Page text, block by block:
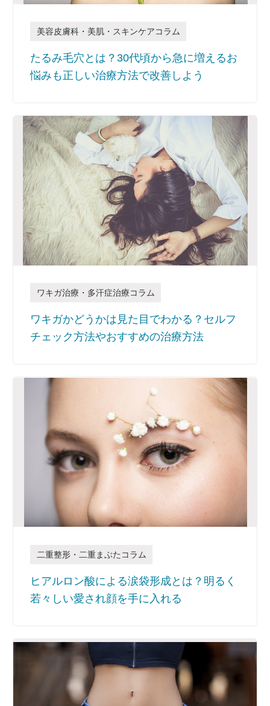
美容皮膚科・美肌・スキンケアコラム
たるみ毛穴とは？30代頃から急に増えるお
悩みも正しい治療方法で改善しよう
ワキガ治療・多汗症治療コラム
ワキガかどうかは見た目でわかる？セルフ
チェック方法やおすすめの治療方法
二重整形・二重まぶたコラム
ヒアルロン酸による涙袋形成とは？明るく
若々しい愛され顔を手に入れる